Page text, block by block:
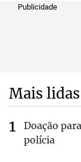
Publicidade
Mais lidas
Doação
polícia